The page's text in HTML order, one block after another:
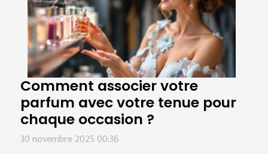
Comment associer votre
parfum avec votre tenue pour
chaque occasion ?
30 novembre 2025 00:36